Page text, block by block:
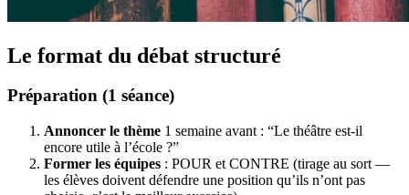
Le format du débat structuré
Préparation (1 séance)
Annoncer le thème 1 semaine avant : “Le théâtre est-il
encore utile à l’école ?”
Former les équipes : POUR et CONTRE (tirage au sort —
les élèves doivent défendre une position qu’ils n’ont pas